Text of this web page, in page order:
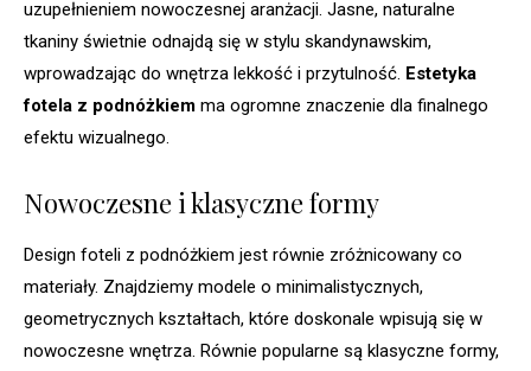
uzupełnieniem nowoczesnej aranżacji. Jasne, naturalne
tkaniny świetnie odnajdą się w stylu skandynawskim,
wprowadzając do wnętrza lekkość i przytulność. Estetyka
fotela z podnóżkiem ma ogromne znaczenie dla finalnego
efektu wizualnego.
Nowoczesne i klasyczne formy
Design foteli z podnóżkiem jest równie zróżnicowany co
materiały. Znajdziemy modele o minimalistycznych,
geometrycznych kształtach, które doskonale wpisują się w
nowoczesne wnętrza. Równie popularne są klasyczne formy,